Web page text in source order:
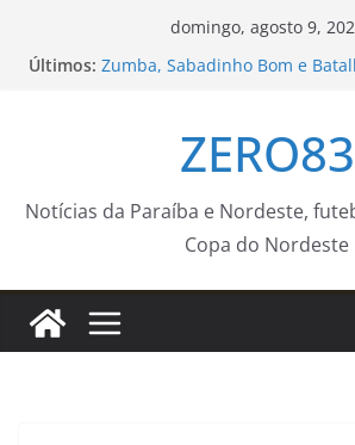
domingo, agosto 9,
Últimos: Zumba, Sabadinho Bom e
Agosto terá dois eclipses; saiba
fenômenos
atividades esportivas e
Batalha do Beco recebe Vulto
Aos 20 anos, chega notícia
filho de Wagner Moura
ZERO83
Notícias da Paraíba e Nordeste,
Copa do Nordeste